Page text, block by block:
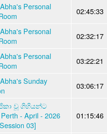
Personal
02:45:33
Personal
02:32:17
Personal
03:22:21
Sunday
03:06:17
වූ ගිහියන්ට
- April - 2026
03]
01:15:46